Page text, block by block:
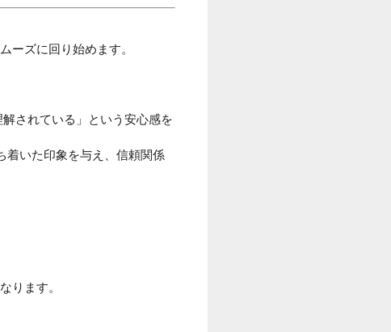
ーズに回り始めます。
されている」という安心感を
着いた印象を与え、信頼関係
ります。